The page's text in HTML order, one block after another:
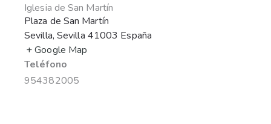
Iglesia de San Martín
Plaza de San Martín
Sevilla, Sevilla 41003 España
+ Google Map
Teléfono
954382005